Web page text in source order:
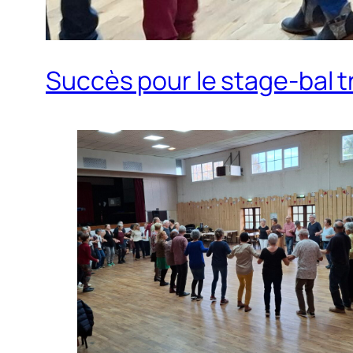
Succès pour le stage-bal